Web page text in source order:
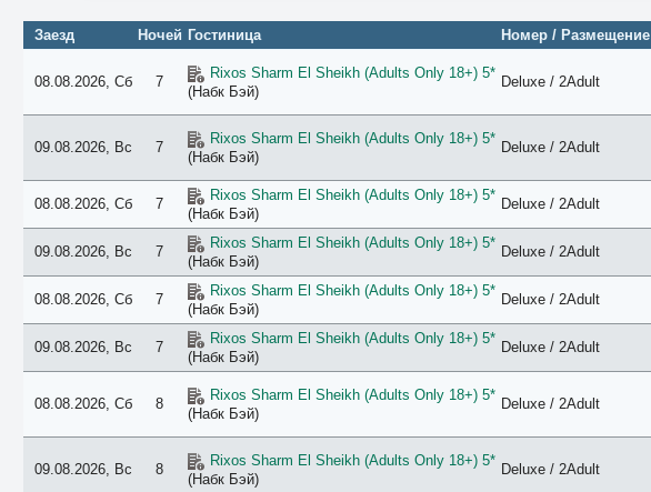
Заезд Ночей Гостиница Номер / Размещение
08.08.2026, Сб 7
Rixos Sharm El Sheikh (Adults Only 18+) 5*
(Набк Бэй)
Deluxe / 2Adult
09.08.2026, Вс 7
Rixos Sharm El Sheikh (Adults Only 18+) 5*
(Набк Бэй)
Deluxe / 2Adult
08.08.2026, Сб 7
Rixos Sharm El Sheikh (Adults Only 18+) 5*
(Набк Бэй)
Deluxe / 2Adult
09.08.2026, Вс 7
Rixos Sharm El Sheikh (Adults Only 18+) 5*
(Набк Бэй)
Deluxe / 2Adult
08.08.2026, Сб 7
Rixos Sharm El Sheikh (Adults Only 18+) 5*
(Набк Бэй)
Deluxe / 2Adult
09.08.2026, Вс 7
Rixos Sharm El Sheikh (Adults Only 18+) 5*
(Набк Бэй)
Deluxe / 2Adult
08.08.2026, Сб 8
Rixos Sharm El Sheikh (Adults Only 18+) 5*
(Набк Бэй)
Deluxe / 2Adult
09.08.2026, Вс 8
Rixos Sharm El Sheikh (Adults Only 18+) 5*
(Набк Бэй)
Deluxe / 2Adult